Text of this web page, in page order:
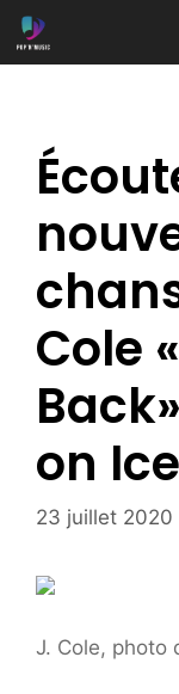
Aller
au
Cole
on
23 juillet 2020
J. Cole, photo